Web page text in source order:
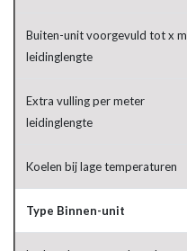
Buiten-unit voorgevuld tot x m
leidinglengte
Extra vulling per meter
leidinglengte
Koelen bij lage temperaturen
Type Binnen-unit